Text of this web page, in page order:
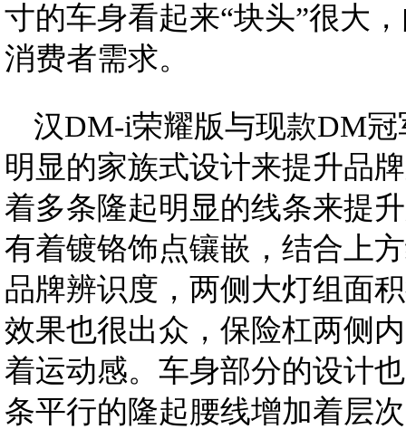
寸的车身看起来“块头”很大
消费者需求。
汉DM-i荣耀版与现款DM
明显的家族式设计来提升品
着多条隆起明显的线条来提
有着镀铬饰点镶嵌，结合上
品牌辨识度，两侧大灯组面
效果也很出众，保险杠两侧
着运动感。车身部分的设计
条平行的隆起腰线增加着层